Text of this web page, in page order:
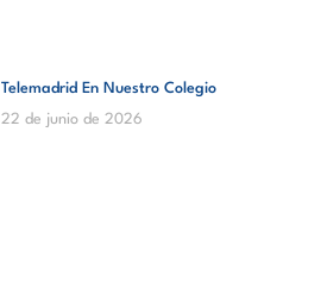
Telemadrid En Nuestro Colegio
22 de junio de 2026